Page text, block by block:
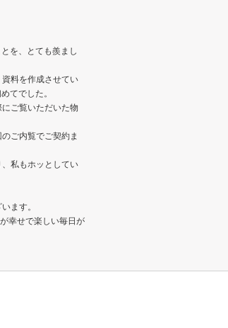
を、とても羨まし
料を作成させてい
てでした。
ご覧いただいた物
ご内覧でご契約ま
私もホッとしてい
ます。
幸せで楽しい毎日が